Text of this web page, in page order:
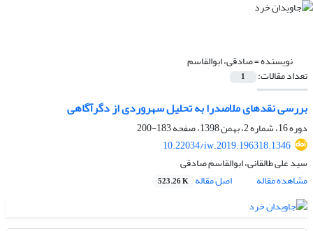
نویسنده =صادقی، ابوالقاسم
تعداد مقالات: 1
بررسی نقدهای ملاصدرا به تحلیل سهروردی از دگرآگاهی
دوره 16، شماره 2، بهمن 1398، صفحه
183-200
10.22034/iw.2019.196318.1346
سید علی طالقانی، ابوالقاسم صادقی
مشاهده مقاله
اصل مقاله 523.26 K